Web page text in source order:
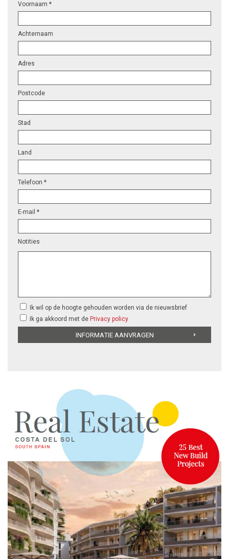
Voornaam *
Achternaam
Adres
Postcode
Stad
Land
Telefoon *
E-mail *
Notities
Ik wil op de hoogte gehouden worden via de nieuwsbrief
Ik ga akkoord met de Privacy policy